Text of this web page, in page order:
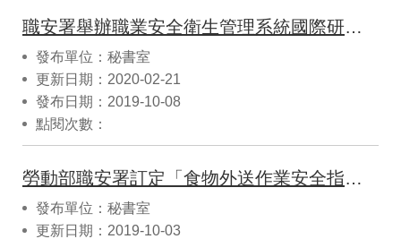
職安署舉辦職業安全衛生管理系統國際研討會，協助企業精進工安管理與國際接軌。
發布單位：秘書室
更新日期：2020-02-21
發布日期：2019-10-08
點閱次數：
勞動部職安署訂定「食物外送作業安全指引」要求業者遵循
發布單位：秘書室
更新日期：2019-10-03